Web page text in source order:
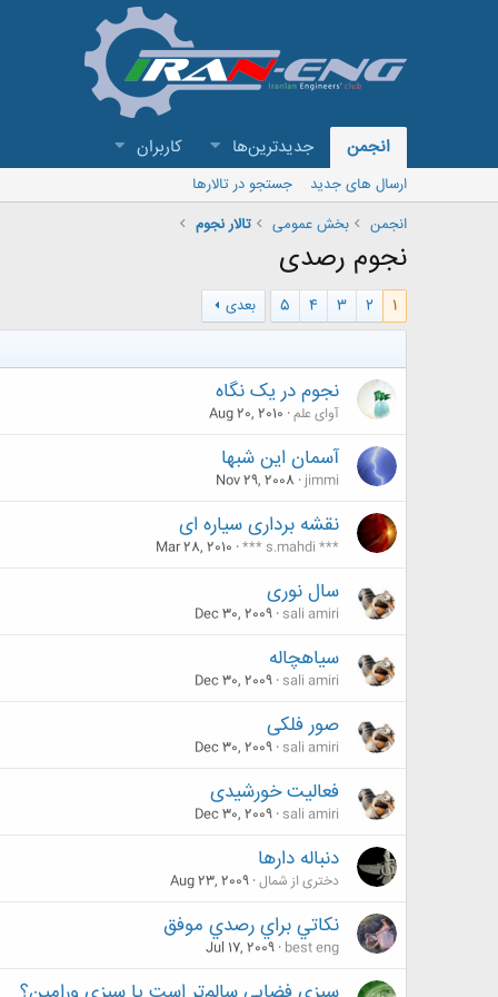
انجمن جدیدترین‌ها کاربران
ارسال های جدید
جستجو در تالارها
انجمن
بخش عمومی تالار نجوم
نجوم رصدی
1
2
3
4
5
بعدی
نجوم در یک نگاه
آوای علم Aug 20, 2010
آسمان این شبها
jimmi
Nov 29, 2008
نقشه برداری سیاره ای
*** s.mahdi ***
Mar 28, 2010
سال نوری
sali amiri
Dec 30, 2009
سیاهچاله
sali amiri
Dec 30, 2009
صور فلکی
sali amiri
Dec 30, 2009
فعالیت خورشیدی
sali amiri
Dec 30, 2009
دنباله دارها
دختری از شمال Aug 23, 2009
نكاتي براي رصدي موفق
best eng
Jul 17, 2009